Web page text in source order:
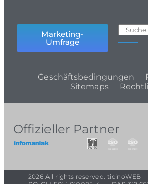
Marketing-
Umfrage
Geschäftsbedingungen
Sitemaps
Offizieller Partner
2026 All rights reserved. ticinoWEB